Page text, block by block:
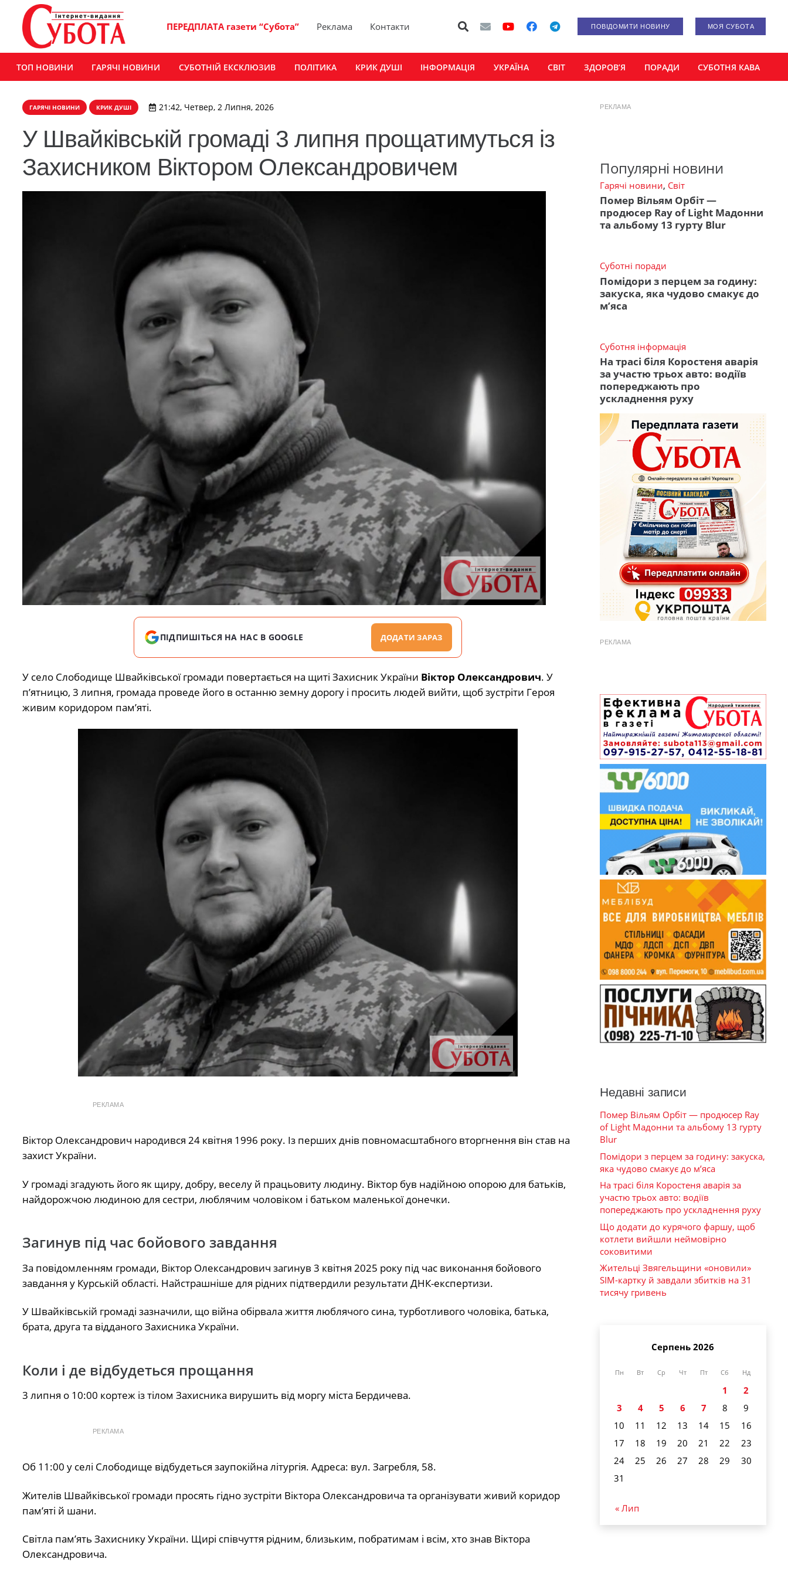
ПЕРЕДПЛАТА газети “Субота” Реклама Контакти ПОВІДОМИТИ НОВИНУ МОЯ СУБОТА
ТОП НОВИНИ ГАРЯЧІ НОВИНИ СУБОТНІЙ ЕКСКЛЮЗИВ ПОЛІТИКА КРИК ДУШІ ІНФОРМАЦІЯ УКРАЇНА СВІТ ЗДОРОВ’Я ПОРАДИ СУБОТНЯ КАВА
ГАРЯЧІ НОВИНИ КРИК ДУШІ 21:42, Четвер, 2 Липня, 2026
У Швайківській громаді 3 липня прощатимуться із
Захисником Віктором Олександровичем
ПІДПИШІТЬСЯ НА НАС В GOOGLE ДОДАТИ ЗАРАЗ
У село Слободище Швайківської громади повертається на щиті Захисник України Віктор Олександрович. У
п’ятницю, 3 липня, громада проведе його в останню земну дорогу і просить людей вийти, щоб зустріти Героя
живим коридором пам’яті.
РЕКЛАМА
Віктор Олександрович народився 24 квітня 1996 року. Із перших днів повномасштабного вторгнення він став на
захист України.
У громаді згадують його як щиру, добру, веселу й працьовиту людину. Віктор був надійною опорою для батьків,
найдорожчою людиною для сестри, люблячим чоловіком і батьком маленької донечки.
Загинув під час бойового завдання
За повідомленням громади, Віктор Олександрович загинув 3 квітня 2025 року під час виконання бойового
завдання у Курській області. Найстрашніше для рідних підтвердили результати ДНК-експертизи.
У Швайківській громаді зазначили, що війна обірвала життя люблячого сина, турботливого чоловіка, батька,
брата, друга та відданого Захисника України.
Коли і де відбудеться прощання
3 липня о 10:00 кортеж із тілом Захисника вирушить від моргу міста Бердичева.
РЕКЛАМА
Об 11:00 у селі Слободище відбудеться заупокійна літургія. Адреса: вул. Загребля, 58.
Жителів Швайківської громади просять гідно зустріти Віктора Олександровича та організувати живий коридор
пам’яті й шани.
Світла пам’ять Захиснику України. Щирі співчуття рідним, близьким, побратимам і всім, хто знав Віктора
Олександровича.
РЕКЛАМА
Популярні новини
Гарячі новини, Світ
Помер Вільям Орбіт —
продюсер Ray of Light Мадонни
та альбому 13 гурту Blur
Суботні поради
Помідори з перцем за годину:
закуска, яка чудово смакує до
м’яса
Суботня інформація
На трасі біля Коростеня аварія
за участю трьох авто: водіїв
попереджають про
ускладнення руху
РЕКЛАМА
Недавні записи
Помер Вільям Орбіт — продюсер Ray
of Light Мадонни та альбому 13 гурту
Blur
Помідори з перцем за годину: закуска,
яка чудово смакує до м’яса
На трасі біля Коростеня аварія за
участю трьох авто: водіїв
попереджають про ускладнення руху
Що додати до курячого фаршу, щоб
котлети вийшли неймовірно
соковитими
Жительці Звягельщини «оновили»
SIM-картку й завдали збитків на 31
тисячу гривень
Серпень 2026
Пн Вт Ср Чт Пт Сб Нд
1
2
3
4 5 6 7 8
9
10
11 12 13 14 15
16
17
18 19 20 21 22
23
24
25 26 27 28 29
30
31
« Лип